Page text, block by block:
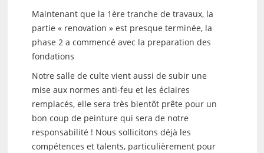
Maintenant que la 1ère tranche de travaux, la
partie « renovation » est presque terminée, la
phase 2 a commencé avec la preparation des
fondations
Notre salle de culte vient aussi de subir une
mise aux normes anti-feu et les éclaires
remplacés, elle sera très bientôt prête pour un
bon coup de peinture qui sera de notre
responsabilité ! Nous sollicitons déjà les
compétences et talents, particulièrement pour